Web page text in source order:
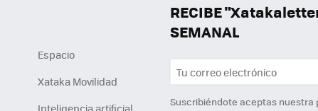
RECIBE
SEMANAL
Suscribiéndote aceptas nuestra
Espacio
Xataka Movilidad